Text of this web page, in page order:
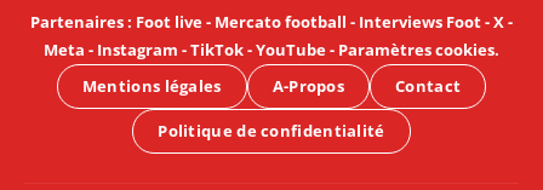
Partenaires: Foot live- Mercato football - Interviews Foot-X-
Meta - Instagram -TikTok-YouTube- Paramètres cookies.
Mentions légales
A-Propos Contact
Politique de confidentialité